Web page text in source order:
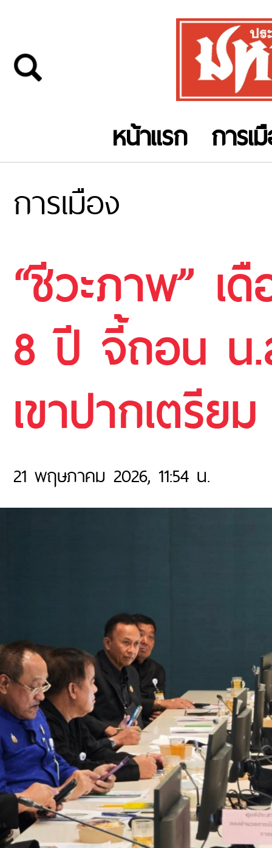
หน้าแรก การเ
การเมือง
“ชีวะภาพ” เ
8 ปี จี้ถอน น.
เขาปากเตรียม
21 พฤษภาคม 2026, 11:54 น.